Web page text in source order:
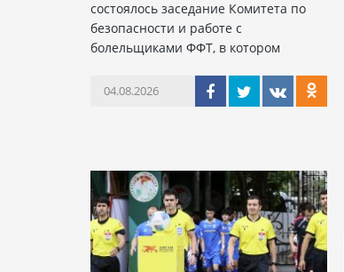
состоялось заседание Комитета по
безопасности и работе с
болельщиками ФФТ, в котором
04.08.2026